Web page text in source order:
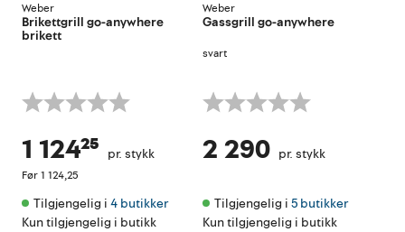
Weber
Brikettgrill go-anywhere
brikett
1 124²⁵ pr. stykk
Før1 124,25
Tilgjengelig i 4 butikker
Kun tilgjengelig i butikk
Weber
Gassgrill go-anywhere
svart
2 290 pr. stykk
Tilgjengelig i 5 butikker
Kun tilgjengelig i butikk